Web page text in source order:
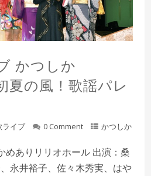
かつしか
の風！歌謡パレ
ライブ 0 Comment かつしか
ありリリオホール 出演：桑
永井裕子、佐々木秀実、はや